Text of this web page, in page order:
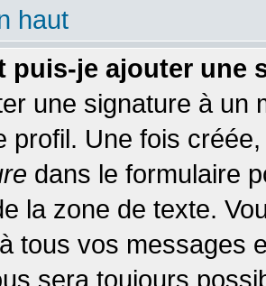
haut
puis-je ajouter une
une signature à un
profil. Une fois
dans le formulaire
la zone de texte.
tous vos messages
sera toujours